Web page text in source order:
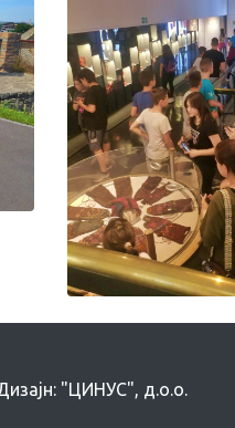
"ЦИНУС", д.о.о.